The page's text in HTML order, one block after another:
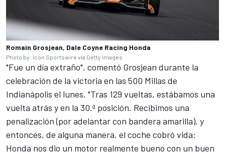
Romain Grosjean, Dale Coyne Racing Honda
Photo by: Icon Sportswire via Getty Images
"Fue un día extraño", comentó Grosjean durante la
celebración de la victoria en las 500 Millas de
Indianápolis el lunes. "Tras 129 vueltas, estábamos una
vuelta atrás y en la 30.ª posición. Recibimos una
penalización (por adelantar con bandera amarilla), y
entonces, de alguna manera, el coche cobró vida:
Honda nos dio un motor realmente bueno con un buen